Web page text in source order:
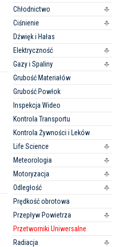
Chłodnictwo
Ciśnienie
Dźwięk i Hałas
Elektryczność
Gazy i Spaliny
Grubość Materiałów
Grubość Powłok
Inspekcja Wideo
Kontrola Transportu
Kontrola Żywności i Leków
Life Science
Meteorologia
Motoryzacja
Odległość
Prędkość obrotowa
Przepływ Powietrza
Przetworniki Uniwersalne
Radiacja